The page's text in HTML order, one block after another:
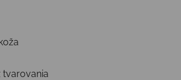
tvarovania